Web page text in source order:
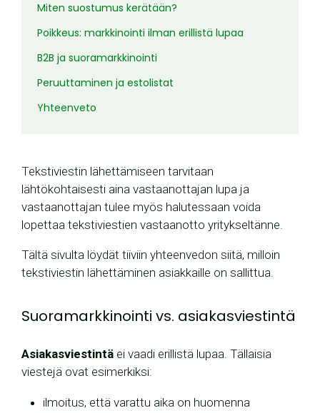
Miten suostumus kerätään?
Poikkeus: markkinointi ilman erillistä lupaa
B2B ja suoramarkkinointi
Peruuttaminen ja estolistat
Yhteenveto
Tekstiviestin lähettämiseen tarvitaan
lähtökohtaisesti aina vastaanottajan lupa ja
vastaanottajan tulee myös halutessaan voida
lopettaa tekstiviestien vastaanotto yritykseltänne.
Tältä sivulta löydät tiiviin yhteenvedon siitä, milloin
tekstiviestin lähettäminen asiakkaille on sallittua.
Suoramarkkinointi vs. asiakasviestintä
Asiakasviestintä ei vaadi erillistä lupaa. Tällaisia
viestejä ovat esimerkiksi:
ilmoitus, että varattu aika on huomenna